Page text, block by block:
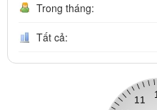
Trong tháng:
Tất cả: